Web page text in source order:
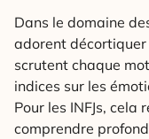
Dans le domaine
adorent décortiquer
scrutent chaque
indices sur les
Pour les INFJs, cela
comprendre